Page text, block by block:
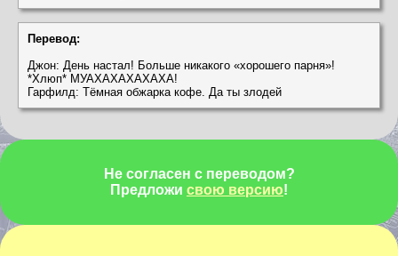
Перевод:
Джон: День настал! Больше никакого «хорошего парня»!
*Хлюп* МУАХАХАХАХАХА!
Гарфилд: Тёмная обжарка кофе. Да ты злодей
Не согласен с переводом?
Предложи свою версию!